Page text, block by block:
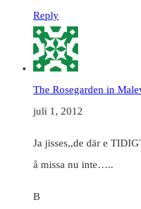
Reply
The Rosegarden in
juli 1, 2012
Ja jisses,,de där e
å missa nu inte…..
B